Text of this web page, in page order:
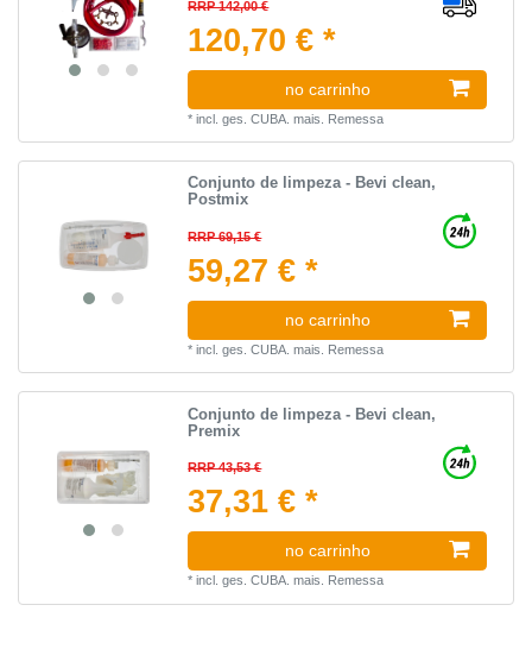
RRP 142,00 €
120,70 € *
no carrinho
*incl. ges. CUBA. mais. Remessa
Conjunto de limpeza - Bevi clean,
Postmix
RRP 69,15 €
59,27 € *
no carrinho
*incl. ges. CUBA. mais. Remessa
Conjunto de limpeza - Bevi clean,
Premix
RRP 43,53 €
37,31 € *
no carrinho
*incl. ges. CUBA. mais. Remessa